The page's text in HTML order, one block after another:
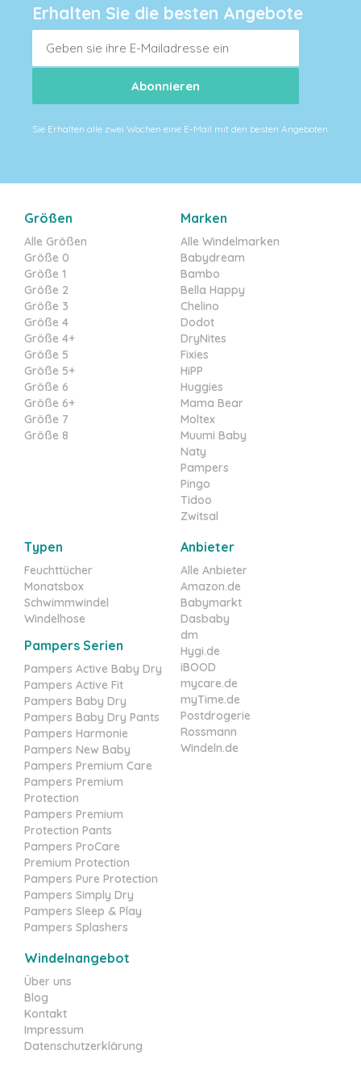
Erhalten Sie die besten Angebote
Sie Erhalten alle zwei Wochen eine E-Mail mit den besten Angeboten
Größen
Alle Größen
Größe 0
Größe 1
Größe 2
Größe 3
Größe 4
Größe 4+
Größe 5
Größe 5+
Größe 6
Größe 6+
Größe 7
Größe 8
Marken
Alle Windelmarken
Babydream
Bambo
Bella Happy
Chelino
Dodot
DryNites
Fixies
HiPP
Huggies
Mama Bear
Moltex
Muumi Baby
Naty
Pampers
Pingo
Tidoo
Zwitsal
Typen
Feuchttücher
Monatsbox
Schwimmwindel
Windelhose
Pampers Serien
Pampers Active Baby Dry
Pampers Active Fit
Pampers Baby Dry
Pampers Baby Dry Pants
Pampers Harmonie
Pampers New Baby
Pampers Premium Care
Pampers Premium
Protection
Pampers Premium
Protection Pants
Pampers ProCare
Premium Protection
Pampers Pure Protection
Pampers Simply Dry
Pampers Sleep & Play
Pampers Splashers
Anbieter
Alle Anbieter
Amazon.de
Babymarkt
Dasbaby
dm
Hygi.de
iBOOD
mycare.de
myTime.de
Postdrogerie
Rossmann
Windeln.de
Windelnangebot
Über uns
Blog
Kontakt
Impressum
Datenschutzerklärung